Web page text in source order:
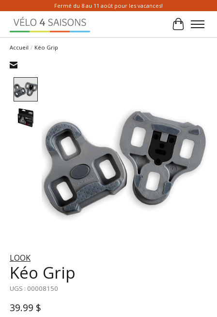
Fermé du 8 au 11 août pour les vacances!
Panier
Accueil / Kéo Grip
LOOK
Kéo Grip
UGS : 00008150
39.99 $